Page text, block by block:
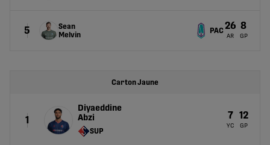
5
Sean
Melvin
PAC26
AR
8
GP
Carton Jaune
1
Diyaeddine
Abzi
SUP
7
YC
12
GP